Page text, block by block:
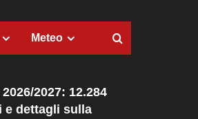
Meteo
2027: 12.284
dettagli sulla